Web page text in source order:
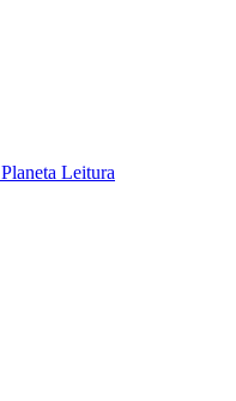
Planeta Leitura